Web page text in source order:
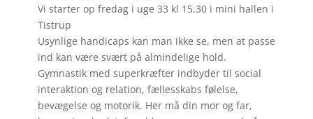
Vi starter op fredag i uge 33 kl 15.30 i mini hallen i
Tistrup
Usynlige handicaps kan man ikke se, men at passe
ind kan være svært på almindelige hold.
Gymnastik med superkræfter indbyder til social
interaktion og relation, fællesskabs følelse,
bevægelse og motorik. Her må din mor og far,